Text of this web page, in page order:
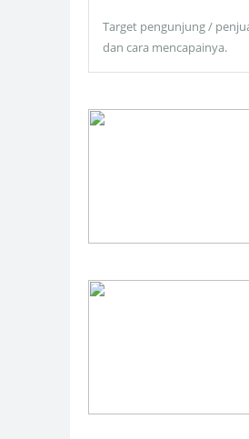
Target pengunjung /
dan cara mencapainya.